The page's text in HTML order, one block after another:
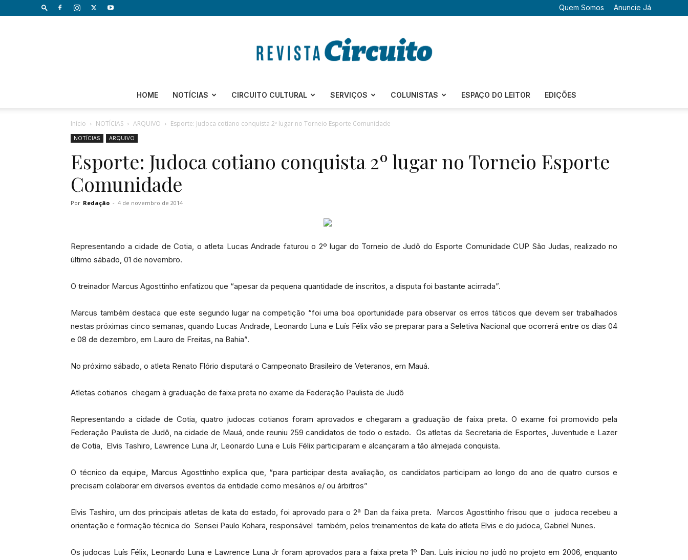
Quem Somos Anuncie Já
Revista
Circuito
HOME NOTÍCIAS CIRCUITO CULTURAL SERVIÇOS COLUNISTAS ESPAÇO DO LEITOR EDIÇÕES
Início NOTÍCIAS ARQUIVO Esporte: Judoca cotiano conquista 2º lugar no Torneio Esporte Comunidade
NOTÍCIAS ARQUIVO
Esporte: Judoca cotiano conquista 2º lugar no Torneio Esporte
Comunidade
Por Redação - 4 de novembro de 2014
Representando a cidade de Cotia, o atleta Lucas Andrade faturou o 2º lugar do Torneio de Judô do Esporte Comunidade CUP São Judas, realizado no
último sábado, 01 de novembro.
O treinador Marcus Agosttinho enfatizou que “apesar da pequena quantidade de inscritos, a disputa foi bastante acirrada”.
Marcus também destaca que este segundo lugar na competição “foi uma boa oportunidade para observar os erros táticos que devem ser trabalhados
nestas próximas cinco semanas, quando Lucas Andrade, Leonardo Luna e Luís Félix vão se preparar para a Seletiva Nacional que ocorrerá entre os dias 04
e 08 de dezembro, em Lauro de Freitas, na Bahia”.
No próximo sábado, o atleta Renato Flório disputará o Campeonato Brasileiro de Veteranos, em Mauá.
Atletas cotianos chegam à graduação de faixa preta no exame da Federação Paulista de Judô
Representando a cidade de Cotia, quatro judocas cotianos foram aprovados e chegaram a graduação de faixa preta. O exame foi promovido pela
Federação Paulista de Judô, na cidade de Mauá, onde reuniu 259 candidatos de todo o estado. Os atletas da Secretaria de Esportes, Juventude e Lazer
de Cotia, Elvis Tashiro, Lawrence Luna Jr, Leonardo Luna e Luís Félix participaram e alcançaram a tão almejada conquista.
O técnico da equipe, Marcus Agosttinho explica que, “para participar desta avaliação, os candidatos participam ao longo do ano de quatro cursos e
precisam colaborar em diversos eventos da entidade como mesários e/ ou árbitros”
Elvis Tashiro, um dos principais atletas de kata do estado, foi aprovado para o 2ª Dan da faixa preta. Marcos Agosttinho frisou que o judoca recebeu a
orientação e formação técnica do Sensei Paulo Kohara, responsável também, pelos treinamentos de kata do atleta Elvis e do judoca, Gabriel Nunes.
Os judocas Luís Félix, Leonardo Luna e Lawrence Luna Jr foram aprovados para a faixa preta 1º Dan. Luís iniciou no judô no projeto em 2006, enquanto